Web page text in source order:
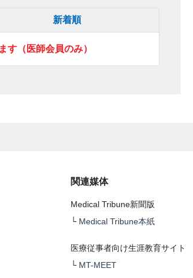
新着順
（医師会員のみ）
関連媒体
Medical Tribune新聞版
└ Medical Tribune本紙
医療従事者向け生涯教育サイト
└ MT-MEET